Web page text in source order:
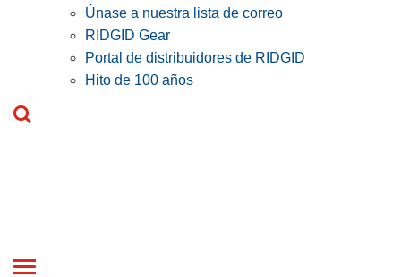
Únase a nuestra lista de correo
RIDGID Gear
Portal de distribuidores de RIDGID
Hito de 100 años